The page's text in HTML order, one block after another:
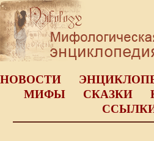
НОВОСТИ
МИФЫ
СКАЗКИ